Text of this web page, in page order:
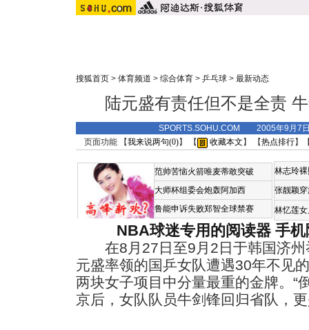
搜狐首页 > 体育频道 > 综合体育 > 乒乓球 > 最新动态
陆元盛有责任但不是全责
SPORTS.SOHU.COM 2005年9月7
页面功能 【我来说两句(0)】 【 收藏本文 】 【热点排行】
范帅苦恼火箭唯麦蒂敢突破
大师杯组委会炮轰阿加西
鲁能申诉失败郑智全球禁赛
林志玲
张靓颖
林忆莲
NBA球迷专用的阅读器 手
在8月27日至9月2日于韩国济州
元盛率领的国乒女队遭遇30年不见
两块女子项目中分量最重的金牌。“
京后，女队队员牛剑锋回归省队，